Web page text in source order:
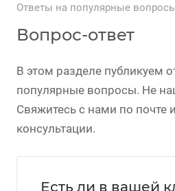
Ответы на популярные
Вопрос-ответ
В этом разделе публикуем
популярные вопросы. Не
Свяжитесь с нами по почте
консультации.
Есть ли в вашей